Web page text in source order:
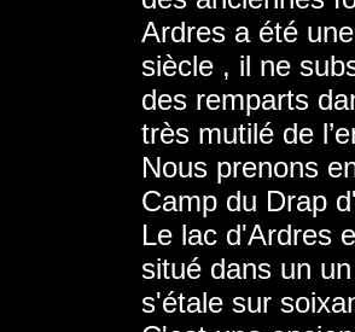
Ardres a été
siècle , il ne
des remparts
très mutilé de
Nous prenons
Camp du Drap
Le lac d'Ardres
situé dans un
s'étale sur